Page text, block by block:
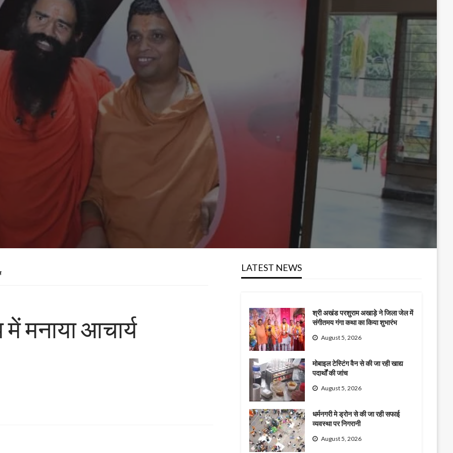
मनाया आचार्य
LATEST NEWS
श्री अखंड परशुराम अखाड़े ने जिला जेल में
संगीतमय गंगा कथा का किया शुभारंभ
August 5, 2026
मोबाइल टेस्टिंग वैन से की जा रही खाद्य
पदार्थों की जांच
August 5, 2026
धर्मनगरी मे ड्रोन से की जा रही सफाई
व्यवस्था पर निगरानी
August 5, 2026